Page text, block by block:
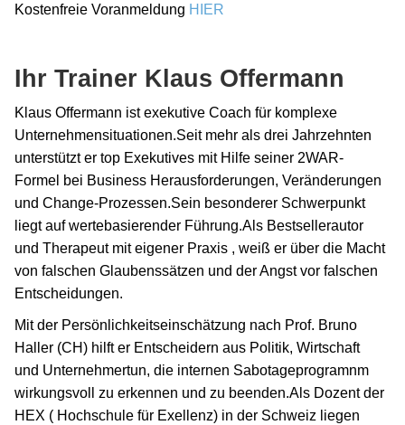
Kostenfreie Voranmeldung HIER
Ihr Trainer Klaus Offermann
Klaus Offermann ist exekutive Coach für komplexe
Unternehmensituationen.Seit mehr als drei Jahrzehnten
unterstützt er top Exekutives mit Hilfe seiner 2WAR-
Formel bei Business Herausforderungen, Veränderungen
und Change-Prozessen.Sein besonderer Schwerpunkt
liegt auf wertebasierender Führung.Als Bestsellerautor
und Therapeut mit eigener Praxis , weiß er über die Macht
von falschen Glaubenssätzen und der Angst vor falschen
Entscheidungen.
Mit der Persönlichkeitseinschätzung nach Prof. Bruno
Haller (CH) hilft er Entscheidern aus Politik, Wirtschaft
und Unternehmertun, die internen Sabotageprogramnm
wirkungsvoll zu erkennen und zu beenden.Als Dozent der
HEX ( Hochschule für Exellenz) in der Schweiz liegen